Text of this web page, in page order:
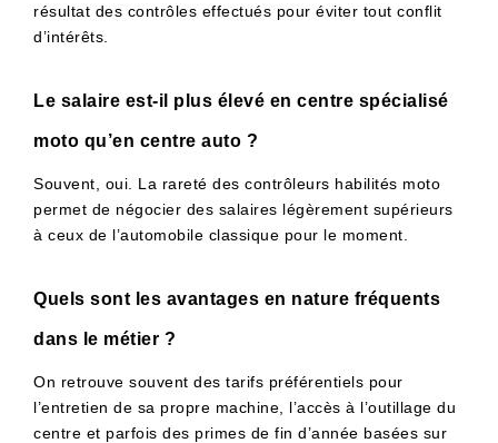
résultat des contrôles effectués pour éviter tout conflit
d’intérêts.
Le salaire est-il plus élevé en centre spécialisé
moto qu’en centre auto ?
Souvent, oui. La rareté des contrôleurs habilités moto
permet de négocier des salaires légèrement supérieurs
à ceux de l’automobile classique pour le moment.
Quels sont les avantages en nature fréquents
dans le métier ?
On retrouve souvent des tarifs préférentiels pour
l’entretien de sa propre machine, l’accès à l’outillage du
centre et parfois des primes de fin d’année basées sur